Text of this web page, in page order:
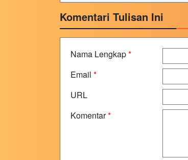
Komentari Tulisan Ini
Nama Lengkap*
Email *
URL
Komentar*